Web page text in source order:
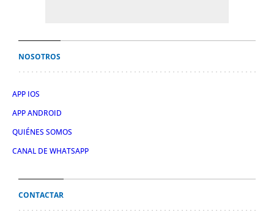
NOSOTROS
APP IOS
APP ANDROID
QUIÉNES SOMOS
CANAL DE WHATSAPP
CONTACTAR